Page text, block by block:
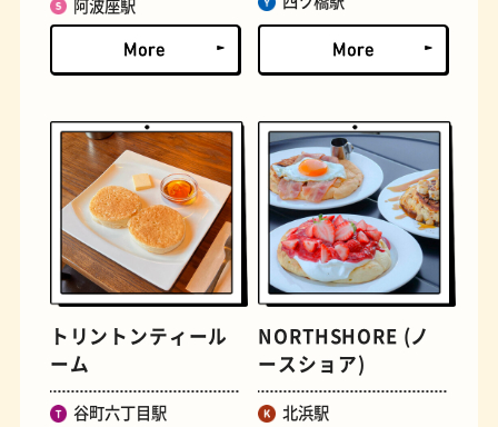
おでん らせん階段
阿波座駅
トリントンティール
ーム
谷町六丁目駅
NORTHSHORE (ノ
ースショア)
北浜駅